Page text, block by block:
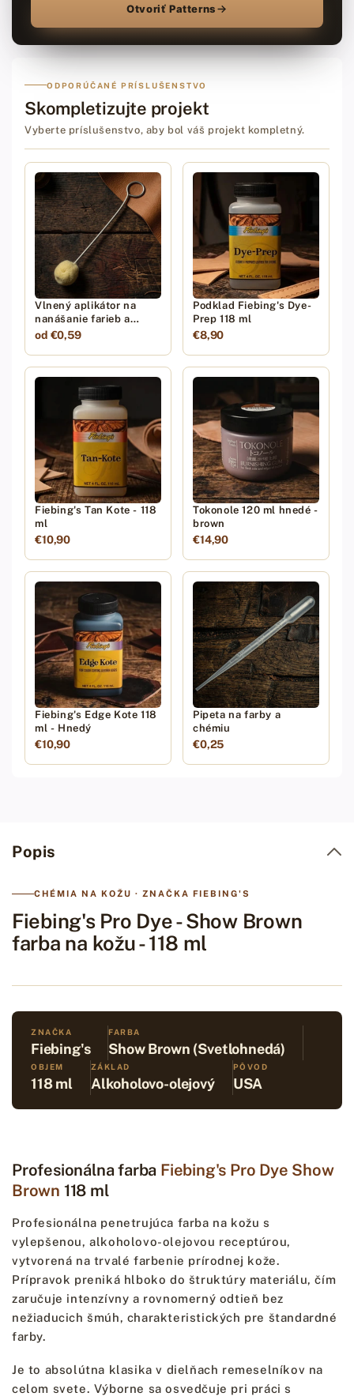
Otvoriť Patterns
ODPORÚČANÉ PRÍSLUŠENSTVO
Skompletizujte projekt
Vyberte príslušenstvo, aby bol váš projekt kompletný.
Vlnený aplikátor na
nanášanie farieb a
chémie
od €0,59
Podklad Fiebing's Dye-
Prep 118 ml
€8,90
Fiebing's Tan Kote - 118
ml
€10,90
Tokonole 120 ml hnedé -
brown
€14,90
Fiebing's Edge Kote 118
ml - Hnedý
€10,90
Pipeta na farby a
chémiu
€0,25
Popis
CHÉMIA NA KOŽU · ZNAČKA FIEBING'S
Fiebing's Pro Dye - Show Brown
farba na kožu - 118 ml
ZNAČKA
Fiebing's
FARBA
Show Brown (Svetlohnedá)
OBJEM
118 ml
ZÁKLAD
Alkoholovo-olejový
PÔVOD
USA
Profesionálna farba Fiebing's Pro Dye Show
Brown 118 ml
Profesionálna penetrujúca farba na kožu s
vylepšenou, alkoholovo-olejovou receptúrou,
vytvorená na trvalé farbenie prírodnej kože.
Prípravok preniká hlboko do štruktúry materiálu, čím
zaručuje intenzívny a rovnomerný odtieň bez
nežiaducich šmúh, charakteristických pre štandardné
farby.
Je to absolútna klasika v dielňach remeselníkov na
celom svete. Výborne sa osvedčuje pri práci s